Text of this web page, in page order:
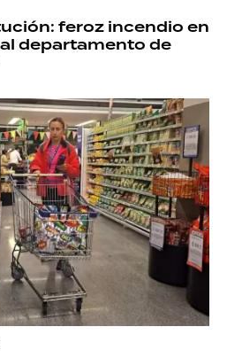
feroz incendio en
departamento de